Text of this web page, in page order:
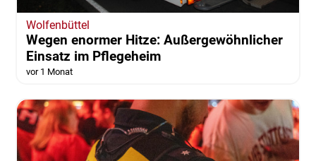
Wolfenbüttel
Wegen enormer Hitze: Außergewöhnlicher
Einsatz im Pflegeheim
vor 1 Monat